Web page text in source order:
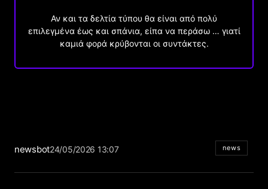
Αν και τα δελτία τύπου θα είναι από πολύ
επιλεγμένα έως και σπάνια, είπα να περάσω … γιατί
καμιά φορά κρύβονται οι συντάκτες.
newsbot24/05/2026 13:07 news